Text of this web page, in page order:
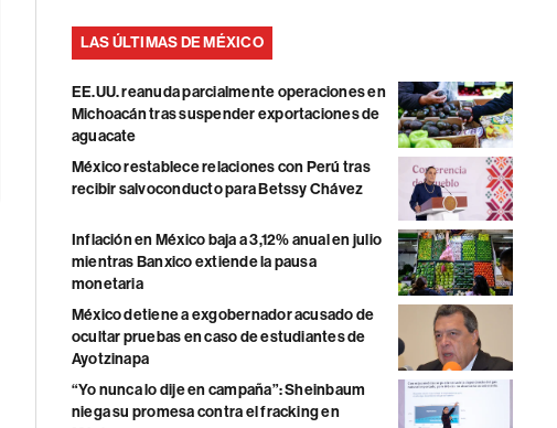
LAS ÚLTIMAS DE MÉXICO
EE.UU. reanuda parcialmente operaciones en
Michoacán tras suspender exportaciones de
aguacate
México restablece relaciones con Perú tras
recibir salvoconducto para Betssy Chávez
Inflación en México baja a 3,12% anual en julio
mientras Banxico extiende la pausa
monetaria
México detiene a exgobernador acusado de
ocultar pruebas en caso de estudiantes de
Ayotzinapa
“Yo nunca lo dije en campaña”: Sheinbaum
niega su promesa contra el fracking en